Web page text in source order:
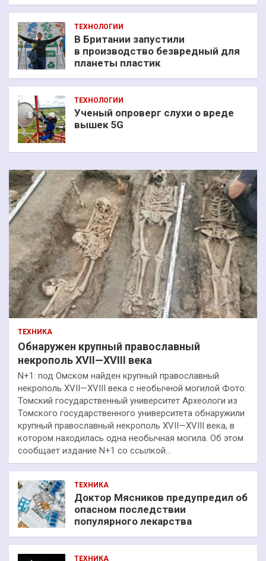
ТЕХНОЛОГИИ
В Британии запустили
в производство безвредный для
планеты пластик
ТЕХНОЛОГИИ
Ученый опроверг слухи о вреде
вышек 5G
ТЕХНИКА
Обнаружен крупный православный
некрополь XVII—XVIII века
N+1: под Омском найден крупный православный
некрополь XVII—XVIII века с необычной могилой Фото:
Томский государственный университет Археологи из
Томского государственного университета обнаружили
крупный православный некрополь XVII—XVIII века, в
котором находилась одна необычная могила. Об этом
сообщает издание N+1 со ссылкой…
ТЕХНИКА
Доктор Мясников предупредил об
опасном последствии
популярного лекарства
ТЕХНИКА